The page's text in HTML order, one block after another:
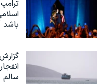
صفحه‌های ویژه
سفر پرزیدنت ترامپ به چین
باشد